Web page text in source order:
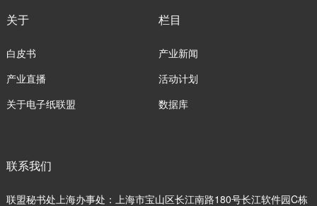
关于
白皮书
产业直播
关于电子纸联盟
栏目
产业新闻
活动计划
数据库
联系我们
联盟秘书处上海办事处：上海市宝山区长江南路180号长江软件园C栋